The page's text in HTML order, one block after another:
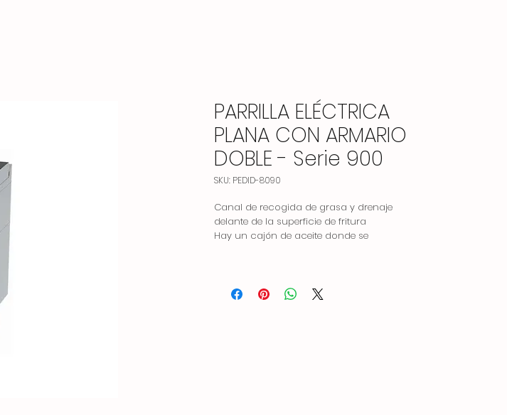
PARRILLA ELÉCTRICA
PLANA CON ARMARIO
DOBLE - Serie 900
SKU: PEDID-8090
Canal de recogida de grasa y drenaje
delante de la superficie de fritura
Hay un cajón de aceite donde se
50-300 ° C.